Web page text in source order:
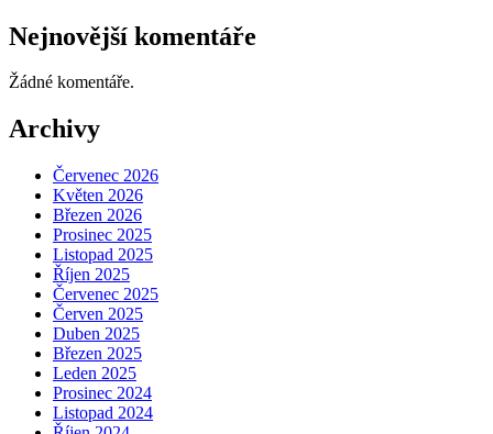
Nejnovější komentáře
Žádné komentáře.
Archivy
Červenec 2026
Květen 2026
Březen 2026
Prosinec 2025
Listopad 2025
Říjen 2025
Červenec 2025
Červen 2025
Duben 2025
Březen 2025
Leden 2025
Prosinec 2024
Listopad 2024